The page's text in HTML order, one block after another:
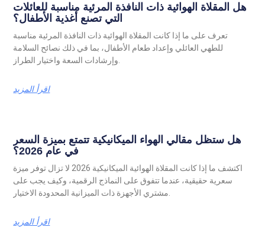
هل المقلاة الهوائية ذات النافذة المرئية مناسبة للعائلات
التي تصنع أغذية الأطفال؟
تعرف على ما إذا كانت المقلاة الهوائية ذات النافذة المرئية مناسبة
للطهي العائلي وإعداد طعام الأطفال، بما في ذلك نصائح السلامة
اقرأ المزيد
هل ستظل مقالي الهواء الميكانيكية تتمتع بميزة السعر
في عام 2026؟
اكتشف ما إذا كانت المقلاة الهوائية الميكانيكية 2026 لا تزال توفر ميزة
سعرية حقيقية، عندما تتفوق على النماذج الرقمية، وكيف يجب على
اقرأ المزيد